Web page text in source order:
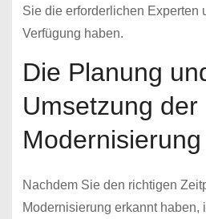
Sie die erforderlichen Experten
Verfügung haben.
Die Planung
Umsetzung der
Modernisierung
Nachdem Sie den richtigen
Modernisierung erkannt haben,